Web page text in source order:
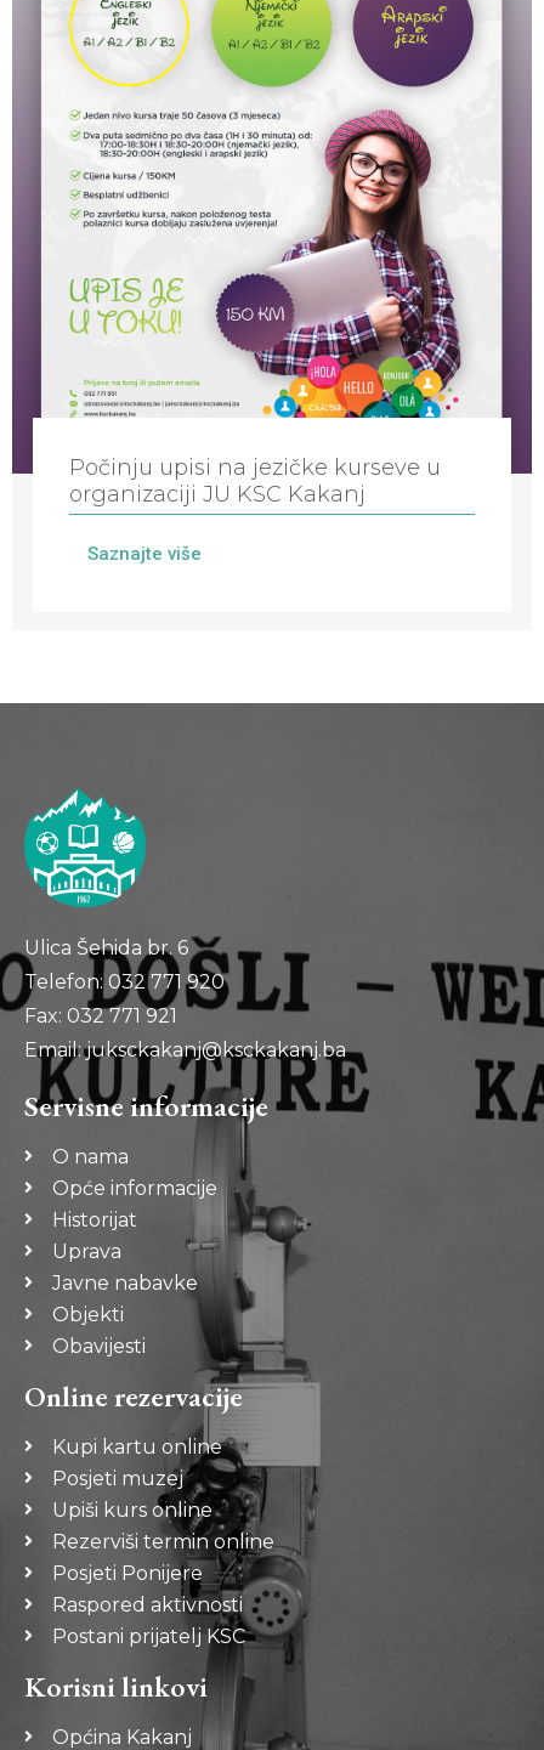
Počinju upisi na jezičke kurseve u
organizaciji JU KSC Kakanj
Saznajte više
Ulica Šehida br. 6
Telefon: 032 771 920
Fax: 032 771 921
Email: juksckakanj@ksckakanj.ba
Servisne informacije
O nama
Opće informacije
Historijat
Uprava
Javne nabavke
Objekti
Obavijesti
Online rezervacije
Kupi kartu online
Posjeti muzej
Upiši kurs online
Rezerviši termin online
Posjeti Ponijere
Raspored aktivnosti
Postani prijatelj KSC
Korisni linkovi
Općina Kakanj